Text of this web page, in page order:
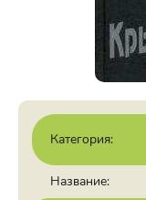
Категория:
Название: